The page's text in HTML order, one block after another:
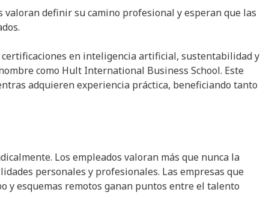
valoran definir su camino profesional y esperan que las
certificaciones en inteligencia artificial, sustentabilidad y
como Hult International Business School. Este
adquieren experiencia práctica, beneficiando tanto
Los empleados valoran más que nunca la
personales y profesionales. Las empresas que
y esquemas remotos ganan puntos entre el talento